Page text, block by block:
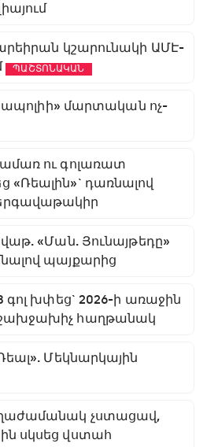
կշարունակի ԱՄԷ-
ՊԱՇՏՈՆԱԿԱՆ
մարտական ոչ-
ու գոլառատ
«Ռեալին»` դառնալով
«Ման. Յունայթեդը»
պայքարից
խփեց` 2026-ի առաջին
հաղթանակ
Մեկնարկային
չստացավ,
սկսեց վստահ